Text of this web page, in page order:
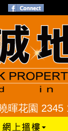
1286 /威